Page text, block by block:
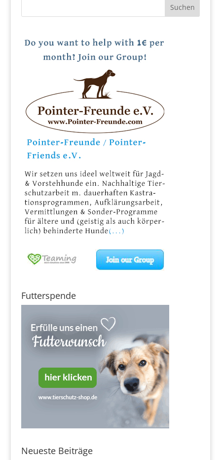
Futterspende
Neueste Beiträge